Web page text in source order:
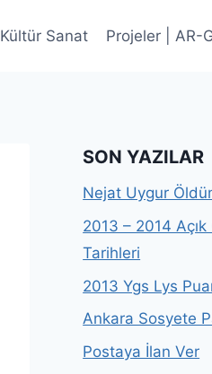
Kültür Sanat Projeler | AR-
SON YAZILAR
Nejat Uygur
2013 – 2014
Tarihleri
2013 Ygs Lys
Ankara Sosyete
Postaya İlan Ver